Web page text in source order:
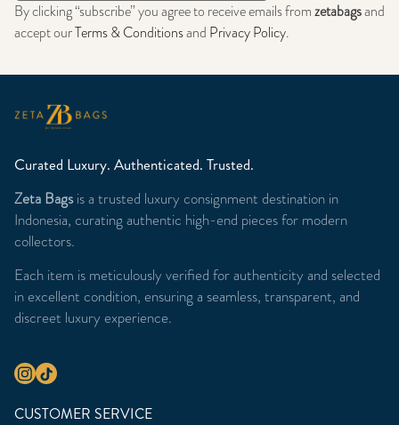
By clicking “subscribe” you agree to receive emails fromzetabagsand
accept ourTerms & Conditionsand Privacy Policy.
Curated Luxury. Authenticated. Trusted.
Zeta Bagsis a trusted luxury consignment destination in
Indonesia, curating authentic high-end pieces for modern
collectors.
Each item is meticulously verified for authenticity and selected
in excellent condition, ensuring a seamless, transparent, and
discreet luxury experience.
CUSTOMER SERVICE